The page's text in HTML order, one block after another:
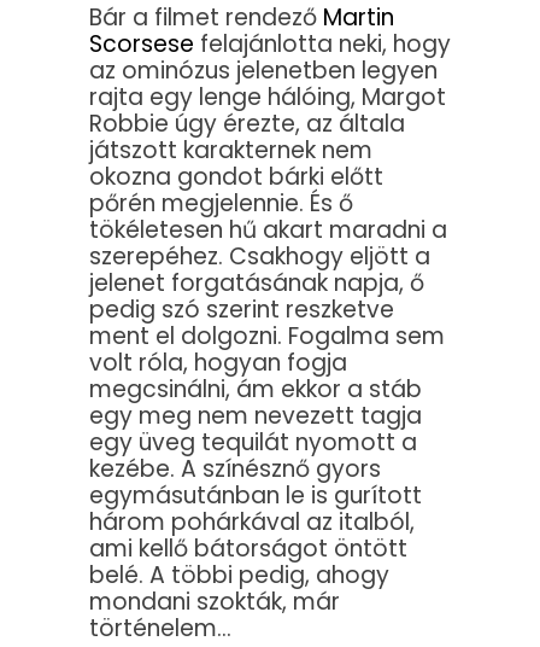
Bár a filmet rendező Martin
Scorsese felajánlotta neki, hogy
az ominózus jelenetben legyen
rajta egy lenge hálóing, Margot
Robbie úgy érezte, az általa
játszott karakternek nem
okozna gondot bárki előtt
pőrén megjelennie. És ő
tökéletesen hű akart maradni a
szerepéhez. Csakhogy eljött a
jelenet forgatásának napja, ő
pedig szó szerint reszketve
ment el dolgozni. Fogalma sem
volt róla, hogyan fogja
megcsinálni, ám ekkor a stáb
egy meg nem nevezett tagja
egy üveg tequilát nyomott a
kezébe. A színésznő gyors
egymásutánban le is gurított
három pohárkával az italból,
ami kellő bátorságot öntött
belé. A többi pedig, ahogy
mondani szokták, már
történelem…